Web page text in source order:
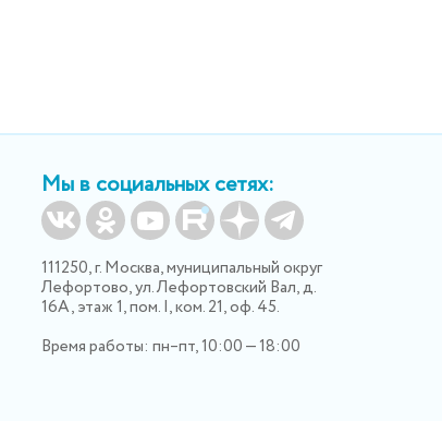
Мы в социальных сетях:
111250, г. Москва, муниципальный округ
Лефортово, ул. Лефортовский Вал, д.
16А, этаж 1, пом. I, ком. 21, оф. 45.
Время работы: пн–пт, 10:00 — 18:00